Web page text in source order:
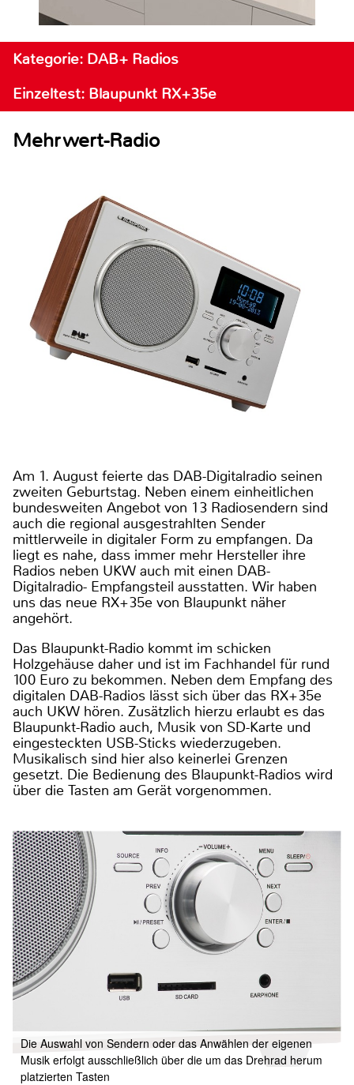
Kategorie: DAB+ Radios
Einzeltest: Blaupunkt RX+35e
Mehrwert-Radio
Am 1. August feierte das DAB-Digitalradio seinen
zweiten Geburtstag. Neben einem einheitlichen
bundesweiten Angebot von 13 Radiosendern sind
auch die regional ausgestrahlten Sender
mittlerweile in digitaler Form zu empfangen. Da
liegt es nahe, dass immer mehr Hersteller ihre
Radios neben UKW auch mit einen DAB-
Digitalradio- Empfangsteil ausstatten. Wir haben
uns das neue RX+35e von Blaupunkt näher
angehört.
Das Blaupunkt-Radio kommt im schicken
Holzgehäuse daher und ist im Fachhandel für rund
100 Euro zu bekommen. Neben dem Empfang des
digitalen DAB-Radios lässt sich über das RX+35e
auch UKW hören. Zusätzlich hierzu erlaubt es das
Blaupunkt-Radio auch, Musik von SD-Karte und
eingesteckten USB-Sticks wiederzugeben.
Musikalisch sind hier also keinerlei Grenzen
gesetzt. Die Bedienung des Blaupunkt-Radios wird
über die Tasten am Gerät vorgenommen.
Die Auswahl von Sendern oder das Anwählen der eigenen
Musik erfolgt ausschließlich über die um das Drehrad herum
platzierten Tasten